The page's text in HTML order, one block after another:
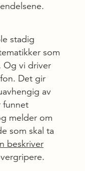
stadig
som
Og vi driver
Det gir
av
funnet
melder om
som skal ta
beskriver